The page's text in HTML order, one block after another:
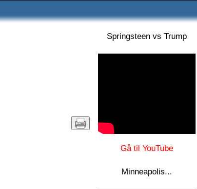
Springsteen vs Trump
Gå til YouTube
Minneapolis...